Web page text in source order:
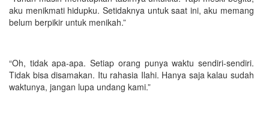
aku menikmati hidupku. Setidaknya untuk saat ini, aku memang
belum berpikir untuk menikah.”
“Oh, tidak apa-apa. Setiap orang punya waktu sendiri-sendiri.
Tidak bisa disamakan. Itu rahasia Ilahi. Hanya saja kalau sudah
waktunya, jangan lupa undang kami.”